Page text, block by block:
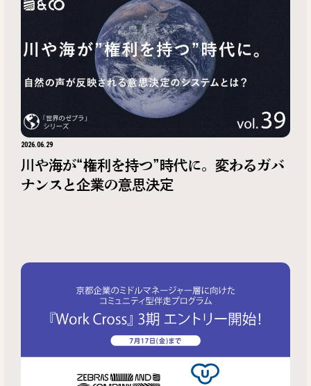
2026.06.29
川や海が“権利を持つ”時代に。変わるガバ
ナンスと企業の意思決定